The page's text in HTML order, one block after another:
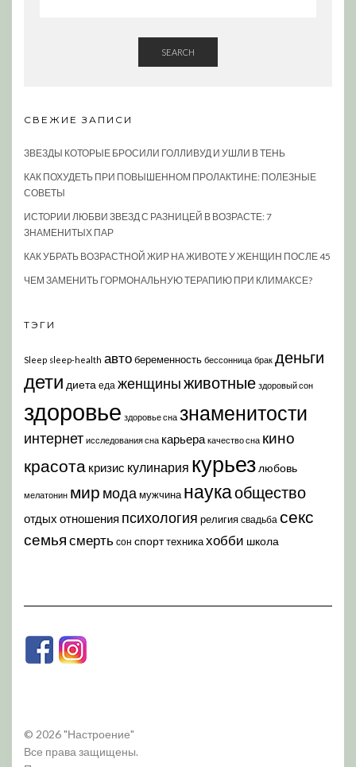
SEARCH
СВЕЖИЕ ЗАПИСИ
ЗВЕЗДЫ КОТОРЫЕ БРОСИЛИ ГОЛЛИВУД И УШЛИ В ТЕНЬ
КАК ПОХУДЕТЬ ПРИ ПОВЫШЕННОМ ПРОЛАКТИНЕ: ПОЛЕЗНЫЕ
СОВЕТЫ
ИСТОРИИ ЛЮБВИ ЗВЕЗД С РАЗНИЦЕЙ В ВОЗРАСТЕ: 7
ЗНАМЕНИТЫХ ПАР
КАК УБРАТЬ ВОЗРАСТНОЙ ЖИР НА ЖИВОТЕ У ЖЕНЩИН ПОСЛЕ 45
ЧЕМ ЗАМЕНИТЬ ГОРМОНАЛЬНУЮ ТЕРАПИЮ ПРИ КЛИМАКСЕ?
ТЭГИ
Sleep sleep-health автобеременность бессонница брак деньги
дети диета еда женщиныживотные здоровый сон
здоровье здоровье сна знаменитости
интернет исследования сна карьера качество сна кино
красота кризис кулинария курьез любовь
мелатонин мир модамужчина наукаобщество
отдых отношения психология религия свадьба секс
семья смерть сон спорттехникахобби школа
© 2026 "Настроение"
Все права защищены.